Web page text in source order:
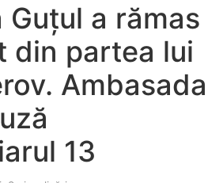
Guțul a rămas
din partea lui
Ambasada
13